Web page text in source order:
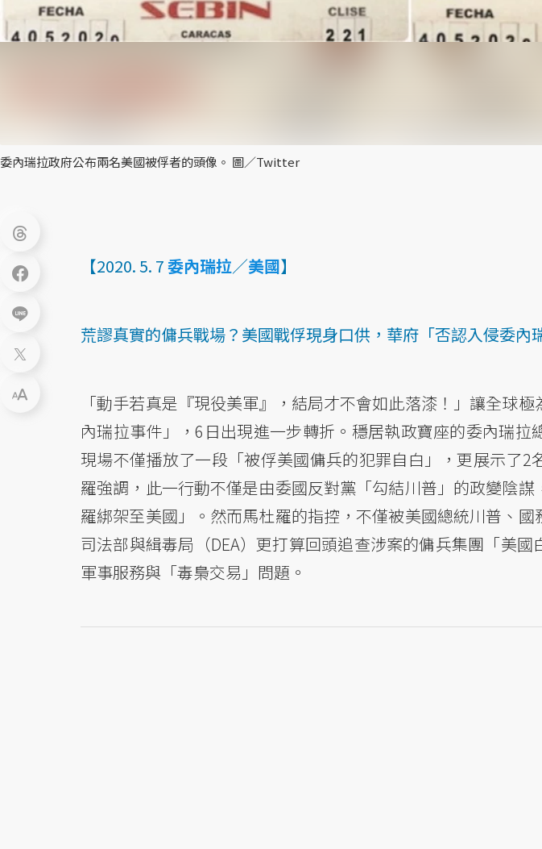
委內瑞拉政府公布兩名美國被俘者的頭像。 圖／Twitter
【2020. 5. 7委內瑞拉／美國】
荒謬真實的傭兵戰場？美國戰俘現身口供，華府「否認入侵委內
「動手若真是『現役美軍』，結局才不會如此落漆！」讓全球
內瑞拉事件」，6日出現進一步轉折。穩居執政寶座的委內瑞拉
現場不僅播放了一段「被俘美國傭兵的犯罪自白」，更展示了
羅強調，此一行動不僅是由委國反對黨「勾結川普」的政變陰
羅綁架至美國」。然而馬杜羅的指控，不僅被美國總統川普、
司法部與緝毒局（DEA）更打算回頭追查涉案的傭兵集團「美
軍事服務與「毒梟交易」問題。